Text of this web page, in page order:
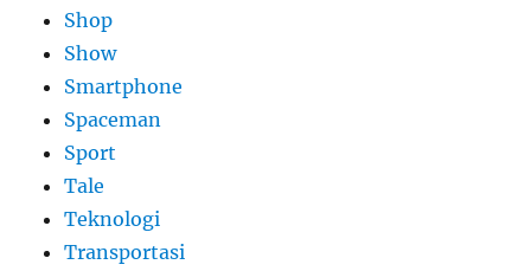
Shop
Show
Smartphone
Spaceman
Sport
Tale
Teknologi
Transportasi